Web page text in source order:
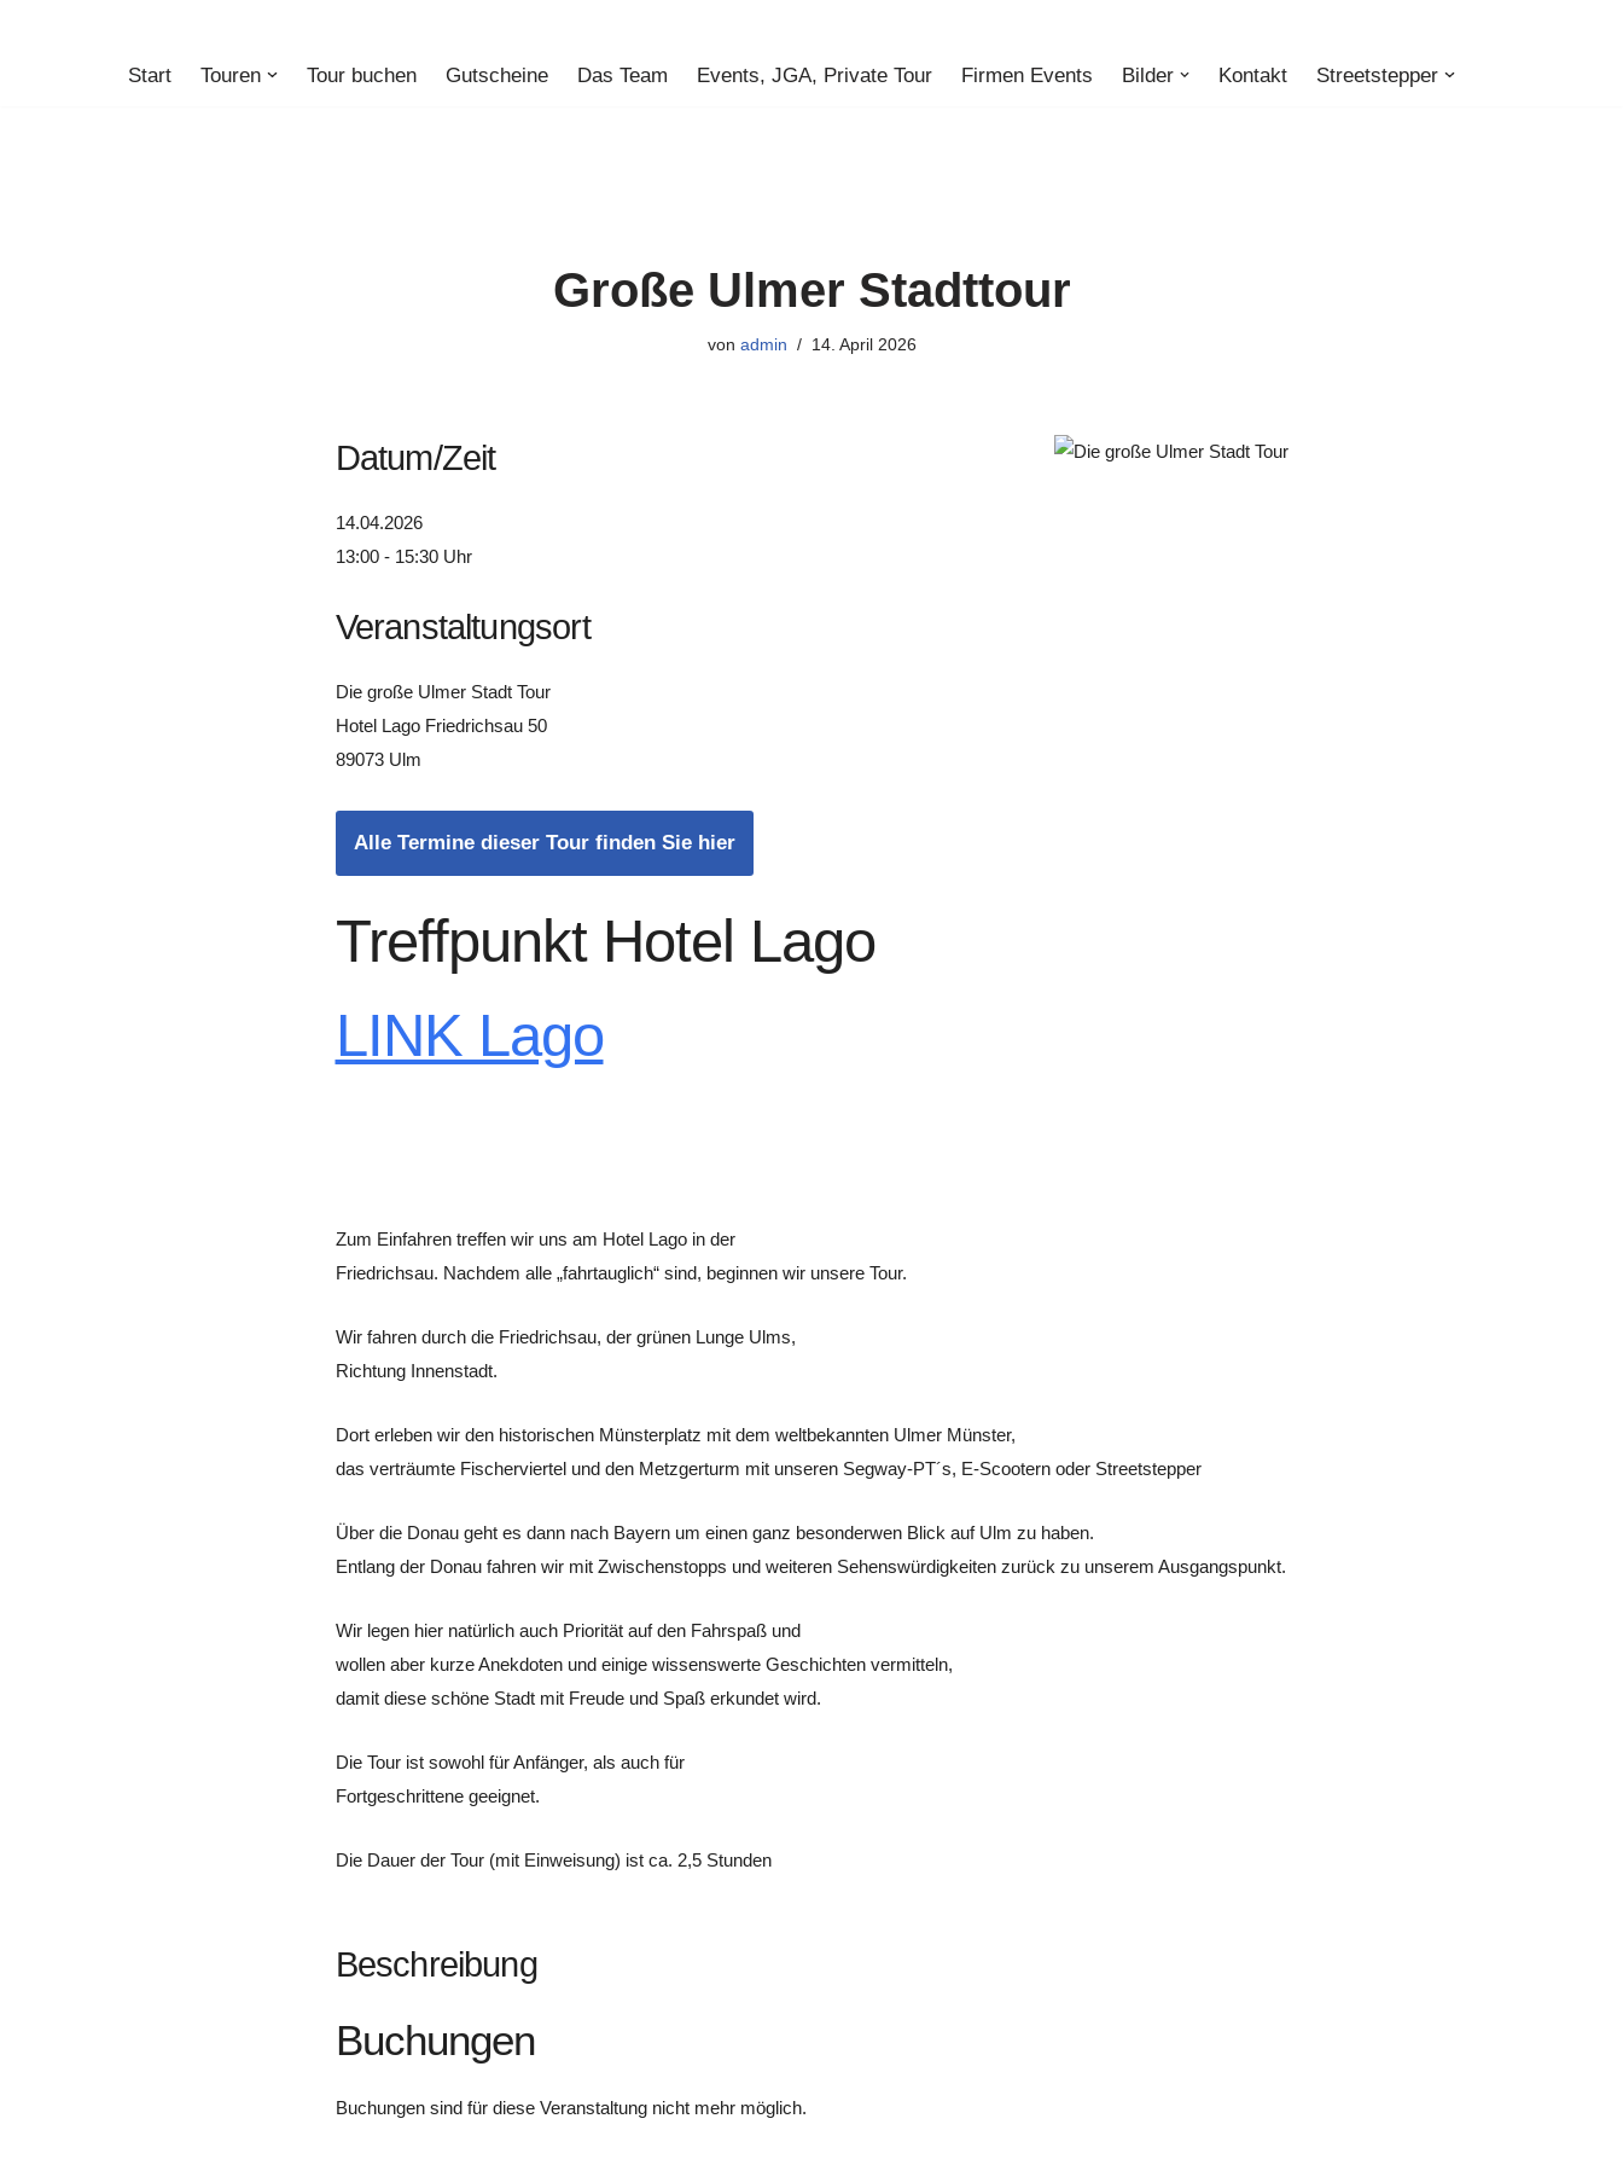
Start Touren Tour buchen Gutscheine Das Team Events, JGA, Private Tour Firmen Events Bilder Kontakt Streetstepper
Große Ulmer Stadttour
von admin 14. April 2026
Datum/Zeit
14.04.2026
13:00 - 15:30 Uhr
Veranstaltungsort
Die große Ulmer Stadt Tour
Hotel Lago Friedrichsau 50
89073 Ulm
Alle Termine dieser Tour finden Sie hier
Treffpunkt Hotel Lago
LINK Lago
Zum Einfahren treffen wir uns am Hotel Lago in der
Friedrichsau. Nachdem alle „fahrtauglich“ sind, beginnen wir unsere Tour.
Wir fahren durch die Friedrichsau, der grünen Lunge Ulms,
Richtung Innenstadt.
Dort erleben wir den historischen Münsterplatz mit dem weltbekannten Ulmer Münster,
das verträumte Fischerviertel und den Metzgerturm mit unseren Segway-PT´s, E-Scootern oder Streetstepper
Über die Donau geht es dann nach Bayern um einen ganz besonderwen Blick auf Ulm zu haben.
Entlang der Donau fahren wir mit Zwischenstopps und weiteren Sehenswürdigkeiten zurück zu unserem Ausgangspunkt.
Wir legen hier natürlich auch Priorität auf den Fahrspaß und
wollen aber kurze Anekdoten und einige wissenswerte Geschichten vermitteln,
damit diese schöne Stadt mit Freude und Spaß erkundet wird.
Die Tour ist sowohl für Anfänger, als auch für
Fortgeschrittene geeignet.
Die Dauer der Tour (mit Einweisung) ist ca. 2,5 Stunden
Beschreibung
Buchungen
Buchungen sind für diese Veranstaltung nicht mehr möglich.